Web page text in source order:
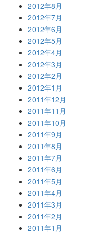
2012年8月
2012年7月
2012年6月
2012年5月
2012年4月
2012年3月
2012年2月
2012年1月
2011年12月
2011年11月
2011年10月
2011年9月
2011年8月
2011年7月
2011年6月
2011年5月
2011年4月
2011年3月
2011年2月
2011年1月